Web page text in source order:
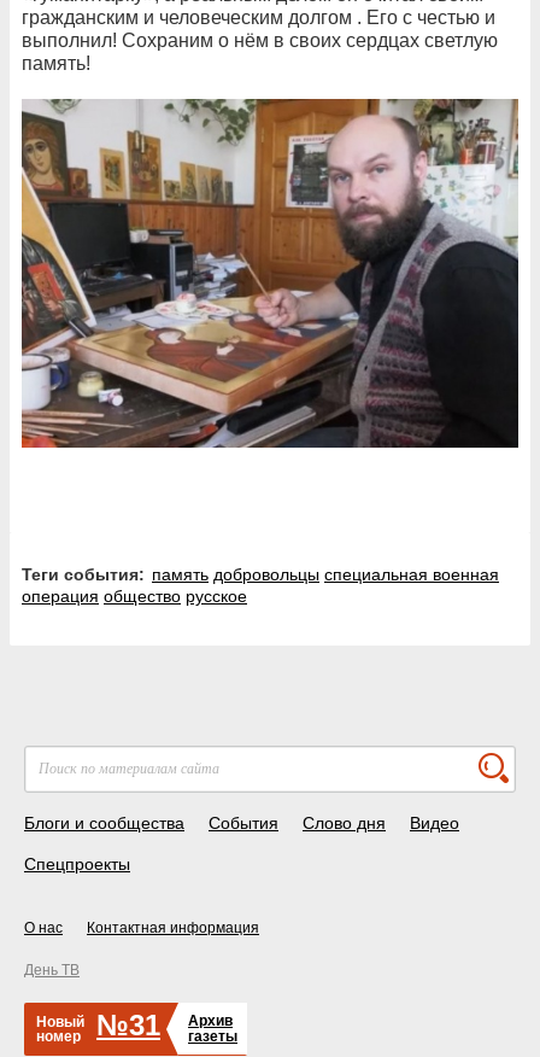
гражданским и человеческим долгом . Его с честью и
выполнил! Сохраним о нём в своих сердцах светлую
память!
Теги события: память добровольцы специальная военная
операция общество русское
Блоги и сообщества События Слово дня Видео
Спецпроекты
О нас Контактная информация
День ТВ
Новый
номер
№31
Архив
газеты